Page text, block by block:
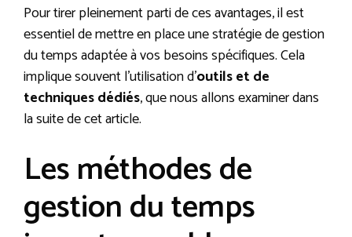
Pour tirer pleinement parti de ces avantages, il est
essentiel de mettre en place une stratégie de gestion
du temps adaptée à vos besoins spécifiques. Cela
implique souvent l’utilisation d’outils et de
techniques dédiés, que nous allons examiner dans
la suite de cet article.
Les méthodes de
gestion du temps